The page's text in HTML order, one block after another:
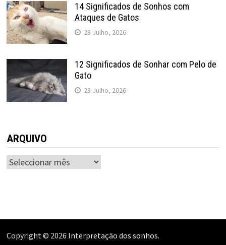
14 Significados de Sonhos com
Ataques de Gatos
28 Julho, 2026
12 Significados de Sonhar com Pelo de
Gato
28 Julho, 2026
ARQUIVO
ARQUIVO
Copyright © 2026 Interpretação dos sonhos.